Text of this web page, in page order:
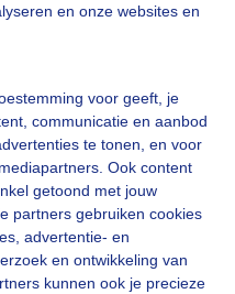
en onze websites en
voor geeft, je
communicatie en aanbod
te tonen, en voor
Ook content
getoond met jouw
partners gebruiken cookies
advertentie- en
en ontwikkeling van
kunnen ook je precieze
aub...